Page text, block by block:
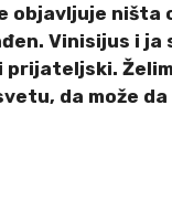
objavljuje ništa
Vinisijus i ja
prijateljski.
da može